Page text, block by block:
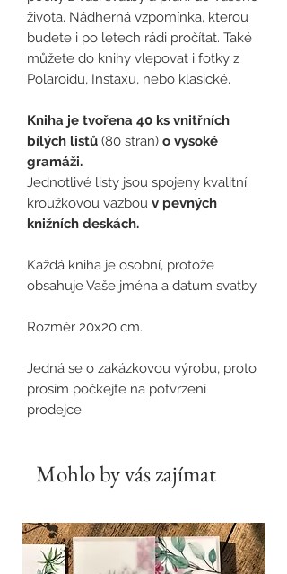
života. Nádherná vzpomínka, kterou
budete i po letech rádi pročítat. Také
můžete do knihy vlepovat i fotky z
Polaroidu, Instaxu, nebo klasické.
Kniha je tvořena 40 ks vnitřních
bílých listů (80 stran) o vysoké
gramáži.
Jednotlivé listy jsou spojeny kvalitní
kroužkovou vazbou v pevných
knižních deskách.
Každá kniha je osobní, protože
obsahuje Vaše jména a datum svatby.
Rozměr 20x20 cm.
Jedná se o zakázkovou výrobu, proto
prosím počkejte na potvrzení
prodejce.
Mohlo by vás zajímat